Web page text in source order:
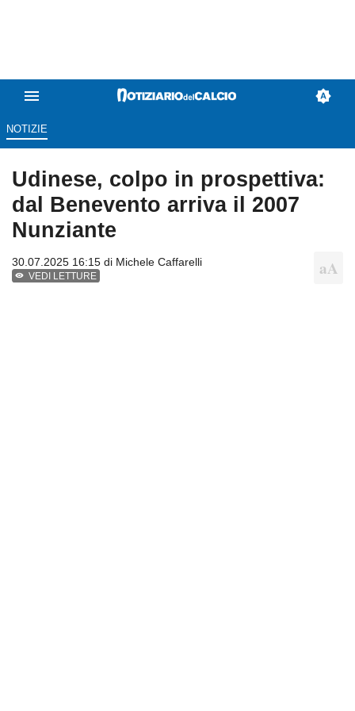
NOTIZIE
Udinese, colpo in prospettiva:
dal Benevento arriva il 2007
Nunziante
30.07.2025 16:15 di Michele Caffarelli
VEDI LETTURE